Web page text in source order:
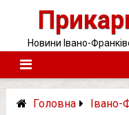
Новини Івано-
Головна Івано-